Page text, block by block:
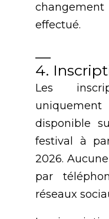
effectué.
__
4.
Les
disponible
festival à
2026.
par
réseaux